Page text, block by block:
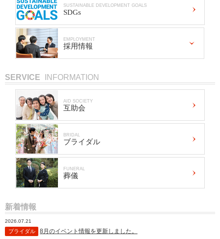
SUSTAINABLE DEVELOPMENT GOALS
SDGs
EMPLOYMENT
採用情報
SERVICE INFORMATION
AID SOCIETY
互助会
BRIDAL
ブライダル
FUNERAL
葬儀
新着情報
2026.07.21
ブライダル 8月のイベント情報を更新しました。